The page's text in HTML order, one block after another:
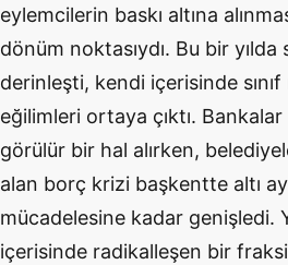
eylemcilerin baskı altına
dönüm noktasıydı. Bu bir yılda
derinleşti, kendi içerisinde
eğilimleri ortaya çıktı.
görülür bir hal alırken,
alan borç krizi başkentte altı
mücadelesine kadar genişledi.
içerisinde radikalleşen bir